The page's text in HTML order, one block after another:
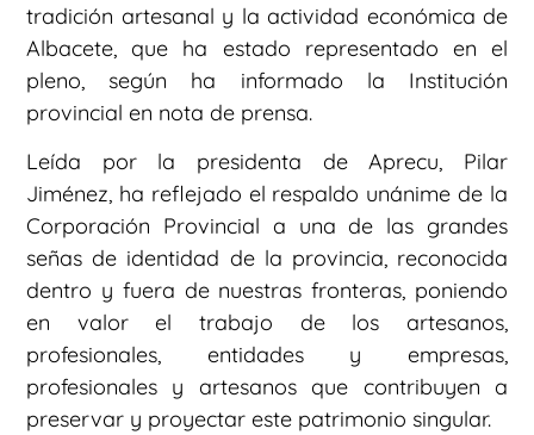
tradición artesanal y la actividad económica de
Albacete, que ha estado representado en el
pleno, según ha informado la Institución
provincial en nota de prensa.
Leída por la presidenta de Aprecu, Pilar
Jiménez, ha reflejado el respaldo unánime de la
Corporación Provincial a una de las grandes
señas de identidad de la provincia, reconocida
dentro y fuera de nuestras fronteras, poniendo
en valor el trabajo de los artesanos,
profesionales, entidades y empresas,
profesionales y artesanos que contribuyen a
preservar y proyectar este patrimonio singular.